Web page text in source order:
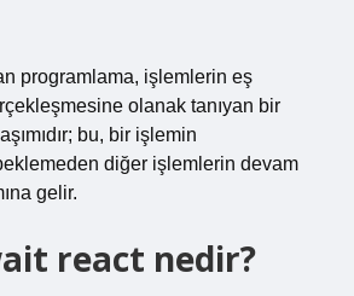
programlama, işlemlerin eş
olanak tanıyan bir
bu, bir işlemin
diğer işlemlerin devam
gelir.
react nedir?